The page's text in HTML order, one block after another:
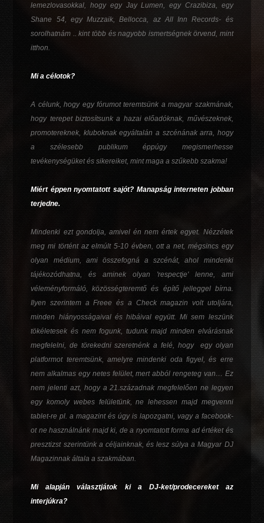
lemezlovasokkal, hogy egy Jay Lumen, egy Crazibiza, egy
Shane 54, egy Muzzaik, Bellocca, az All Inn Records- és
sorolhatnám .. kint több és nagyobb ismertségnek örvend, mint
itthon.
Mi a célotok?
A célunk, hogy egy fórumot teremtsünk a magyar szakmának,
hogy terepet biztosítsunk a hazai előadóknak, művészeknek,
promotereknek, kluboknak egyáltalán a szcénának arra, hogy
a szélesebb publikum éppúgy megismerhesse
tevékenységüket és sikereiket, mint maga a szűkebb szakma!
Miért éppen nyomtatott sajót? Manapság interneten jobban
terjedne.
Mindenki ezt gondolja, amivel én nem értek egyet. Nézzétek
meg mi történt az elmúlt 5-10 évben, ott a net, mégsincs egy
olyan médium, ami összefogná a szcénát, ahol mindenki
tájékozódhatna, és aminek olyan 'respectje'lenne, ami
véleményformáló, közösségteremtő és építő jelleggel bírna.
Ilyen szerintem aFreee és a Check magazin volt utoljára,
minden hiányosságaival és hibáival együtt. Mi sem leszünk
tökéletesek és nem fogunk, tudunk majd minden elvárásnak
megfelelni, de törekedni szeretnénk a felé, hogy egy olyan
platformot teremtsünk, amelyre mindenki oda figyel, és erre
nem alkalmas egy netes felület, mert abból rengeteg van… Ez
nem jelenti azt, hogy a 21.századnak megfelelően ne legyen
egy komoly webes felületünk, ne lehessen majd megvenni
tablet-re pl. a magazint és úgy is lapozgatni, vagy a facebook-
ot ne használnánk majd ki, de a nyomtatott forma ad értéket és
presztizst szerintünk a céljainknak, és lesz súlya a Magyar DJ
Magazinnak általa a szakmában.
Mi alapján választjátok ki a DJ-ket/prodecereket az
interjúkra?